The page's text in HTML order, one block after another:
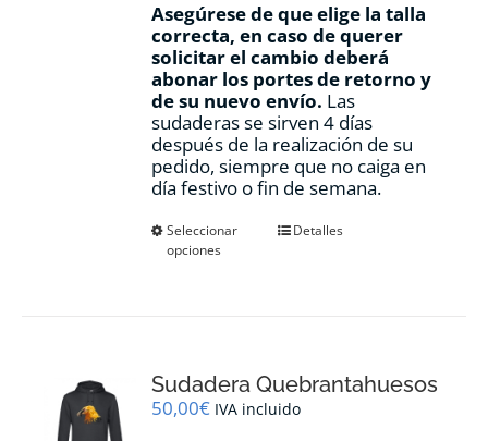
Asegúrese de que elige la talla
correcta, en caso de querer
solicitar el cambio deberá
abonar los portes de retorno y
de su nuevo envío. Las
sudaderas se sirven 4 días
después de la realización de su
pedido, siempre que no caiga en
día festivo o fin de semana.
Seleccionar
opciones
Este
se
pueden
Detalles
Sudadera Quebrantahuesos
50,00€ IVA incluido